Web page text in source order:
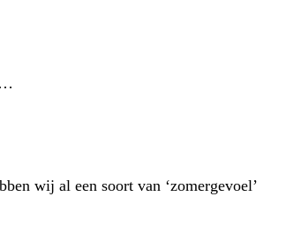
wij al een soort van ‘zomergevoel’